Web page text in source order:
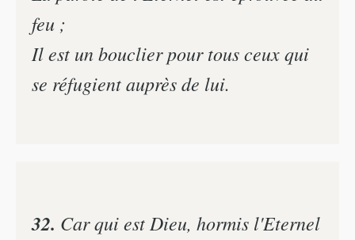
feu ;
Il est un bouclier pour tous ceux qui
se réfugient auprès de lui.
32. Car qui est Dieu, hormis l'Eternel